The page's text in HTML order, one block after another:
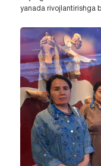
yanada rivojlantirishga